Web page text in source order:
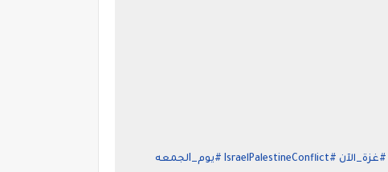
#غزة_الآن #IsraelPalestineConflict
#يوم_Iلجمعه